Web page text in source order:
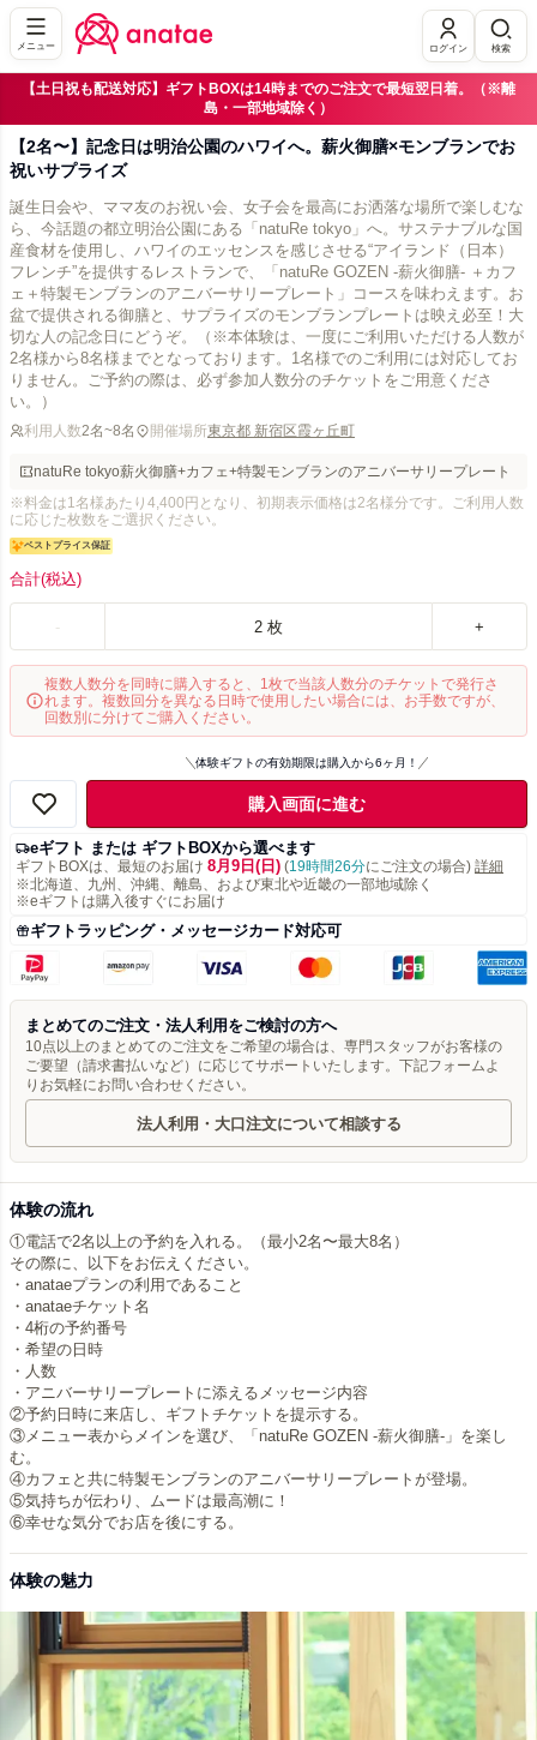
メニュー ログイン 検索
【土日祝も配送対応】ギフトBOXは14時までのご注文で最短翌日着。（※離
島・一部地域除く）
【2名〜】記念日は明治公園のハワイへ。薪火御膳×モンブランでお
祝いサプライズ
誕生日会や、ママ友のお祝い会、女子会を最高にお洒落な場所で楽しむな
ら、今話題の都立明治公園にある「natuRe tokyo」へ。サステナブルな国
産食材を使用し、ハワイのエッセンスを感じさせる“アイランド（日本）
フレンチ”を提供するレストランで、「natuRe GOZEN -薪火御膳- ＋カフ
ェ＋特製モンブランのアニバーサリープレート」コースを味わえます。お
盆で提供される御膳と、サプライズのモンブランプレートは映え必至！大
切な人の記念日にどうぞ。（※本体験は、一度にご利用いただける人数が
2名様から8名様までとなっております。1名様でのご利用には対応してお
りません。ご予約の際は、必ず参加人数分のチケットをご用意くださ
い。）
利用人数2名~8名 開催場所東京都 新宿区霞ヶ丘町
natuRe tokyo薪火御膳+カフェ+特製モンブランのアニバーサリープレート
※料金は1名様あたり4,400円となり、初期表示価格は2名様分です。ご利用人数
に応じた枚数をご選択ください。
ベストプライス保証
合計(税込)
- 2 枚 +
複数人数分を同時に購入すると、1枚で当該人数分のチケットで発行さ
れます。複数回分を異なる日時で使用したい場合には、お手数ですが、
回数別に分けてご購入ください。
体験ギフトの有効期限は購入から6ヶ月！
購入画面に進む
eギフト または ギフトBOXから選べます
ギフトBOXは、最短のお届け 8月9日(日) (19時間26分にご注文の場合) 詳細
※北海道、九州、沖縄、離島、および東北や近畿の一部地域除く
※eギフトは購入後すぐにお届け
ギフトラッピング・メッセージカード対応可
まとめてのご注文・法人利用をご検討の方へ
10点以上のまとめてのご注文をご希望の場合は、専門スタッフがお客様の
ご要望（請求書払いなど）に応じてサポートいたします。下記フォームよ
りお気軽にお問い合わせください。
法人利用・大口注文について相談する
体験の流れ
①電話で2名以上の予約を入れる。（最小2名〜最大8名）
その際に、以下をお伝えください。
・anataeプランの利用であること
・anataeチケット名
・4桁の予約番号
・希望の日時
・人数
・アニバーサリープレートに添えるメッセージ内容
②予約日時に来店し、ギフトチケットを提示する。
③メニュー表からメインを選び、「natuRe GOZEN -薪火御膳-」を楽し
む。
④カフェと共に特製モンブランのアニバーサリープレートが登場。
⑤気持ちが伝わり、ムードは最高潮に！
体験の魅力